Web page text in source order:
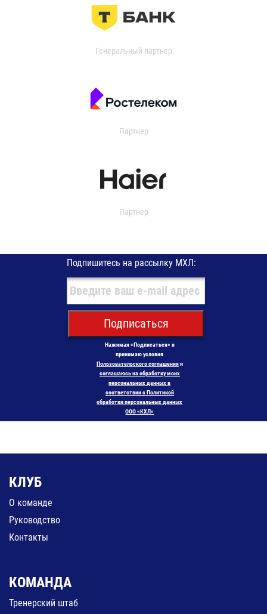
Генеральный партнер
Партнер
Партнер
Подпишитесь на рассылку МХЛ:
Подписаться
Нажимая «Подписаться» я
принимаю условия
Пользовательского соглашенияи
соглашаюсь на обработку моих
персональных данных в
соответствии с Политикой
обработки персональных данных
ООО «КХЛ»
КЛУБ
О команде
Руководство
Контакты
КОМАНДА
Тренерский штаб